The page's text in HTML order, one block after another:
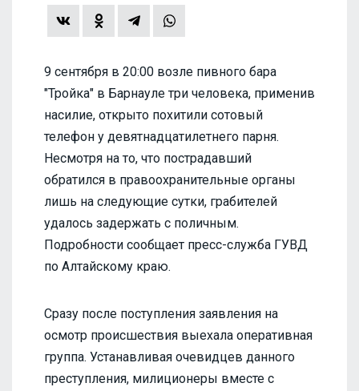
9 сентября в 20:00 возле пивного бара
"Тройка" в Барнауле три человека, применив
насилие, открыто похитили сотовый
телефон у девятнадцатилетнего парня.
Несмотря на то, что пострадавший
обратился в правоохранительные органы
лишь на следующие сутки, грабителей
удалось задержать с поличным.
Подробности сообщает пресс-служба ГУВД
по Алтайскому краю.
Сразу после поступления заявления на
осмотр происшествия выехала оперативная
группа. Устанавливая очевидцев данного
преступления, милиционеры вместе с